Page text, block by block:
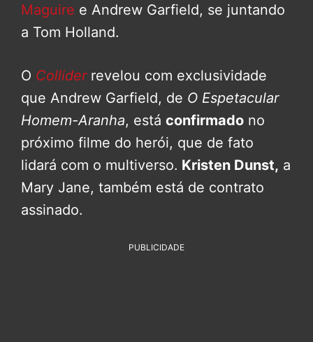
Maguire e Andrew Garfield, se juntando
a Tom Holland.
O Collider revelou com exclusividade
que Andrew Garfield, de O Espetacular
Homem-Aranha, está confirmado no
próximo filme do herói, que de fato
lidará com o multiverso. Kristen Dunst, a
Mary Jane, também está de contrato
assinado.
PUBLICIDADE